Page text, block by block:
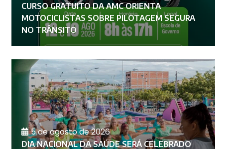
CURSO GRATUITO DA AMC ORIENTA
MOTOCICLISTAS SOBRE PILOTAGEM SEGURA
NO TRÂNSITO
5 de agosto de 2026
DIA NACIONAL DA SAÚDE SERÁ CELEBRADO